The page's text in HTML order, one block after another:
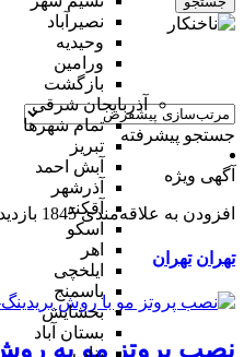
نصیرآباد
وحیدیه
ورامین
بازگشت
آذربایجان شرقی
تمام شهر‌ها
تبریز
آبش احمد
آذرشهر
آقکند
اسکو
اهر
ایلخچی
باسمنج
بخشایش
بستان آباد
جستجو پیشرفته
آگهی ویژه
افزودن به علاقه‌مندی 1845 بازدید
تهران تهران
نصب پروتز مو به